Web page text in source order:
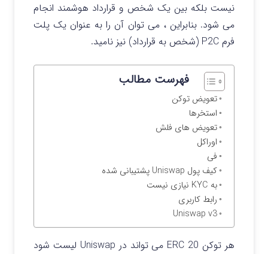
نیست بلکه بین یک شخص و قرارداد هوشمند انجام
می شود. بنابراین ، می توان آن را به عنوان یک پلت
فرم P2C (شخص به قرارداد) نیز نامید.
فهرست مطالب
تعویض توکن
استخرها
تعویض های فلش
اوراکل
فی
کیف پول Uniswap پشتیبانی شده
به KYC نیازی نیست
رابط کاربری
Uniswap v3
هر توکن ERC 20 می تواند در Uniswap لیست شود